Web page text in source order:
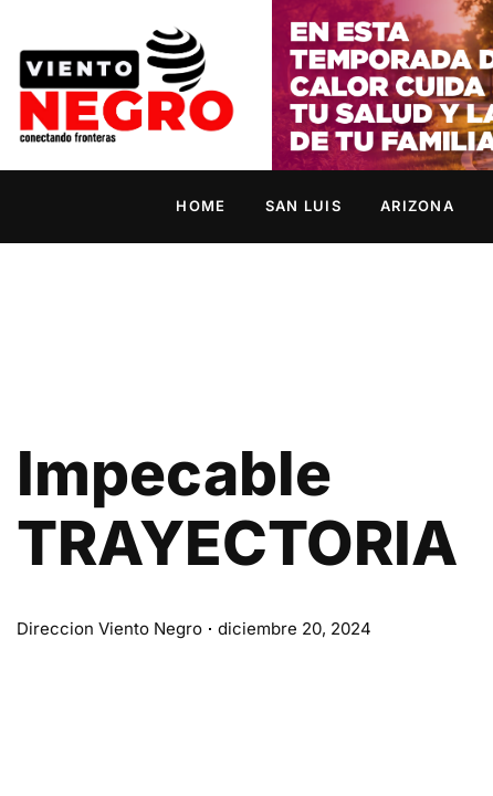
HOME SAN LUIS ARIZONA
Impecable
TRAYECTORIA
Direccion Viento Negro diciembre 20, 2024